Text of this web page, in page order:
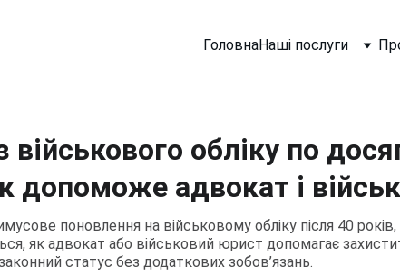
ГоловнаНаші послуги
обліку по
допоможе адвокат і
поновлення на військовому обліку після 40
як адвокат або військовий юрист допомагає
статус без додаткових зобов’язань.